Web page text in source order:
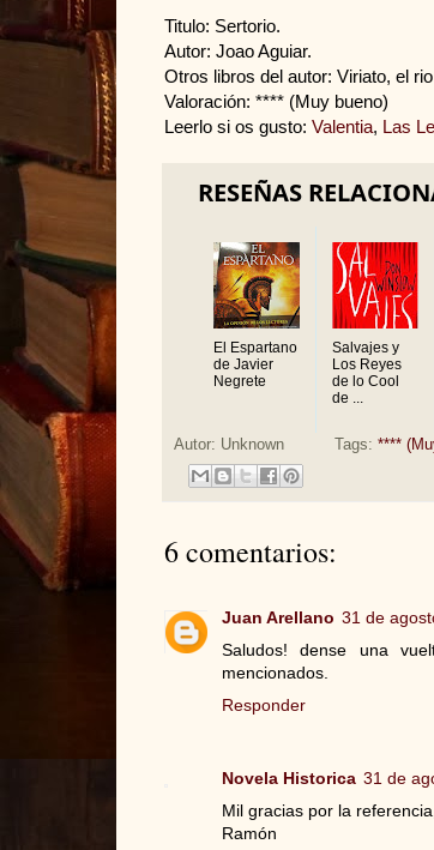
Titulo: Sertorio.
Autor: Joao Aguiar.
Otros libros del autor: Viriato, el
Valoración: **** (Muy bueno)
Leerlo si os gusto: Valentia, Las
RESEÑAS
El Espartano
de Javier
Negrete
Salvajes y
Los Reyes
de lo Cool
de ...
Autor: Unknown Tags: ****
6 comentarios:
Juan Arellano 31 de
Saludos! dense una
mencionados.
Responder
Novela Historica 31 de
Mil gracias por la
Ramón